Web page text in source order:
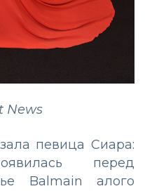
News
певица Сиара:
перед
Balmain алого